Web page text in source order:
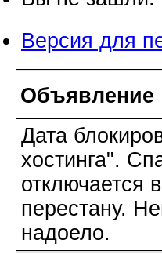
Версия для
Объявление
Дата
хостинга".
отключается
перестану.
надоело.